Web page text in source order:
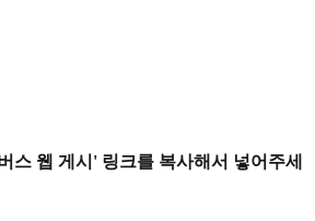
스 웹 게시' 링크를 복사해서 넣어주세